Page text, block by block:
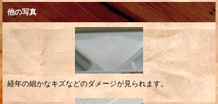
他の写真
経年の細かなキズなどのダメージが見られます。